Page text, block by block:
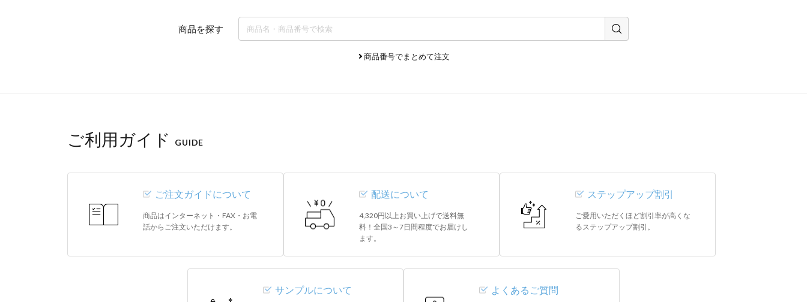
商品を探す
商品番号でまとめて注文
ご利用ガイド GUIDE
ご注文ガイドについて
商品はインターネット・FAX・お電
話からご注文いただけます。
配送について
4,320円以上お買い上げで送料無
料！全国3～7日間程度でお届けし
ます。
ステップアップ割引
ご愛用いただくほど割引率が高くな
るステップアップ割引。
サンプルについて よくあるご質問